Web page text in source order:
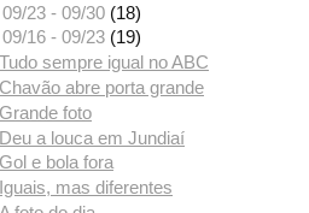
09/23 - 09/30 (18)
09/16 - 09/23 (19)
Tudo sempre igual no ABC
Chavão abre porta grande
Grande foto
Deu a louca em Jundiaí
Gol e bola fora
Iguais, mas diferentes